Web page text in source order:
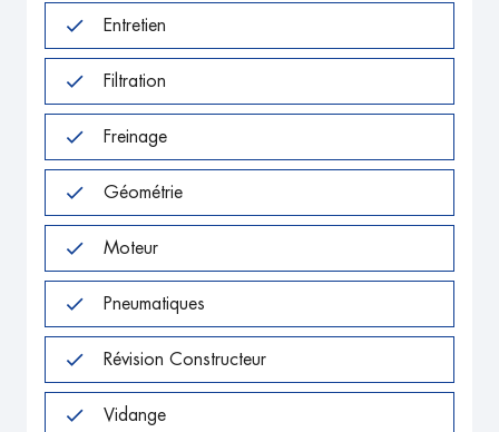
Entretien
Filtration
Freinage
Géométrie
Moteur
Pneumatiques
Révision Constructeur
Vidange